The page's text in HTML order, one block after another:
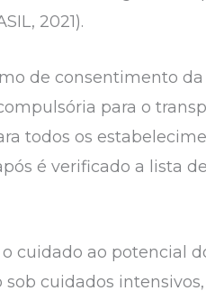
2021).
de consentimento
para o
todos os
é verificado a lista
cuidado ao potencial
cuidados